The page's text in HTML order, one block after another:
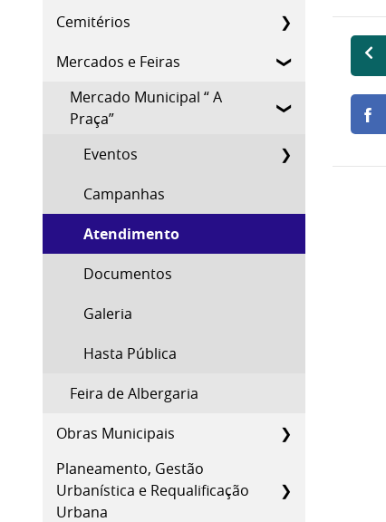
Cemitérios
Mercados e Feiras
Mercado Municipal “ A
Praça”
Eventos
Campanhas
Atendimento
Documentos
Galeria
Hasta Pública
Feira de Albergaria
Obras Municipais
Planeamento, Gestão
Urbanística e Requalificação
Urbana